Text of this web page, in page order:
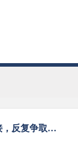
，反复争取…